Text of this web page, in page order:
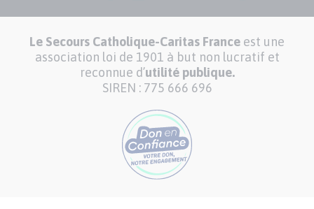
Le Secours Catholique-Caritas France est une
association loi de 1901 à but non lucratif et
reconnue d’utilité publique.
SIREN : 775 666 696